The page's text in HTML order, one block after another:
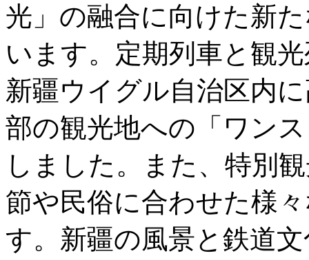
光」の融合に向けた新
います。定期列車と観
新疆ウイグル自治区内
部の観光地への「ワン
しました。また、特別
節や民俗に合わせた様
す。新疆の風景と鉄道